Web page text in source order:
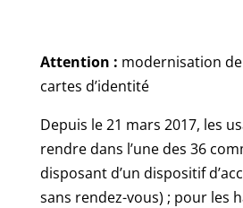
Attention : modernisation
cartes d’identité
Depuis le 21 mars 2017, les
rendre dans l’une des 36
disposant d’un dispositif
sans rendez-vous) ; pour les